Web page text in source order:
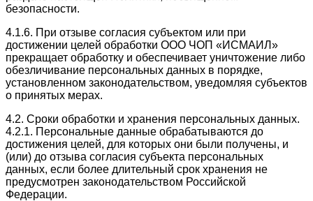
безопасности.
4.1.6. При отзыве согласия субъектом или при
достижении целей обработки ООО ЧОП «ИСМАИЛ»
прекращает обработку и обеспечивает уничтожение либо
обезличивание персональных данных в порядке,
установленном законодательством, уведомляя субъектов
о принятых мерах.
4.2. Сроки обработки и хранения персональных данных.
4.2.1. Персональные данные обрабатываются до
достижения целей, для которых они были получены, и
(или) до отзыва согласия субъекта персональных
данных, если более длительный срок хранения не
предусмотрен законодательством Российской
Федерации.